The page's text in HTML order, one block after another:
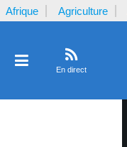
Afrique Agriculture
En direct